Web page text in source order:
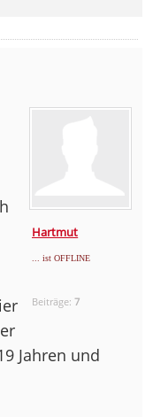
Hartmut
... ist OFFLINE
Beiträge:7
Jahren und